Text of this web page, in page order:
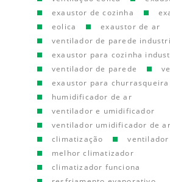
exaustor de cozinha
eolica
exaustor de ar
ventilador de parede
exaustor para cozinha
ventilador de parede
exaustor para churrasqueira
humidificador de ar
ventilador e umidificador
ventilador umidificador de ar
climatização
melhor climatizador
climatizador funciona